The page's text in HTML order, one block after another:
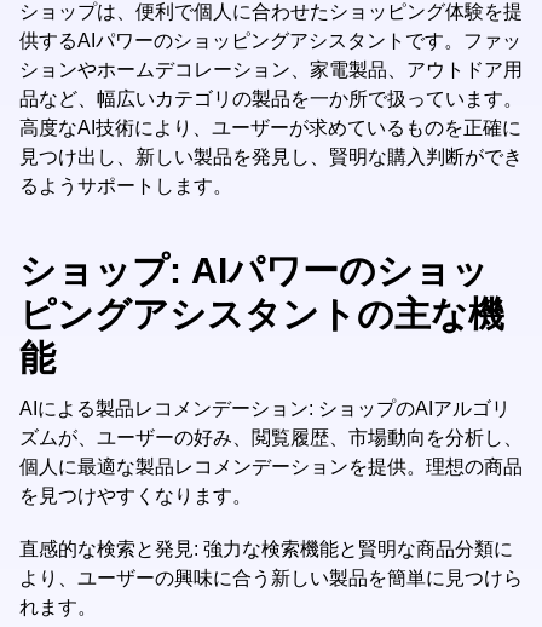
ショップは、便利で個人に合わせたショッピング体験を提
供するAIパワーのショッピングアシスタントです。ファッ
ションやホームデコレーション、家電製品、アウトドア用
品など、幅広いカテゴリの製品を一か所で扱っています。
高度なAI技術により、ユーザーが求めているものを正確に
見つけ出し、新しい製品を発見し、賢明な購入判断ができ
るようサポートします。
ショップ: AIパワーのショッ
ピングアシスタントの主な機
能
AIによる製品レコメンデーション: ショップのAIアルゴリ
ズムが、ユーザーの好み、閲覧履歴、市場動向を分析し、
個人に最適な製品レコメンデーションを提供。理想の商品
を見つけやすくなります。
直感的な検索と発見: 強力な検索機能と賢明な商品分類に
より、ユーザーの興味に合う新しい製品を簡単に見つけら
れます。